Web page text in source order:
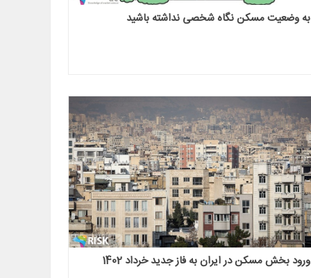
به وضعیت مسکن نگاه شخصی نداشته باشید
ورود بخش مسکن در ایران به فاز جدید خرداد 1402